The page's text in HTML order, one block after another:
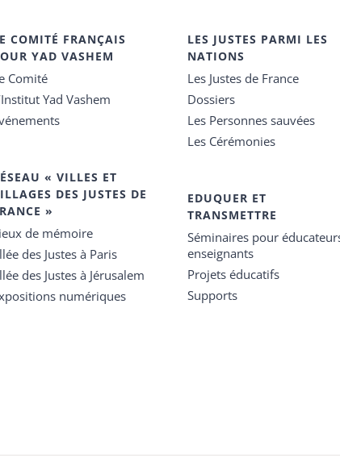
COMITÉ FRANÇAIS
YAD VASHEM
Comité
Yad Vashem
« VILLES ET
DES JUSTES DE
»
de mémoire
des Justes à Paris
des Justes à Jérusalem
numériques
LES JUSTES PARMI LES
NATIONS
Les Justes de France
Dossiers
Les Personnes sauvées
Les Cérémonies
EDUQUER ET
TRANSMETTRE
Séminaires pour
enseignants
Projets éducatifs
Supports